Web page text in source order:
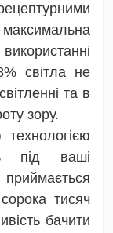
світла не
та в
зору.
технологією
під ваші
приймається
тисяч
бачити